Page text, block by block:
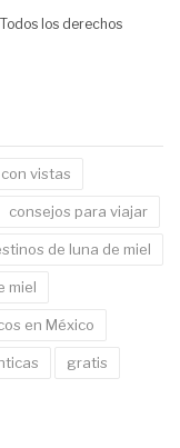
los derechos
vistas
consejos para viajar
de luna de miel
miel
en México
gratis